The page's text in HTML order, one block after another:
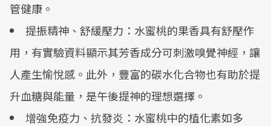
管健康。
提振精神、舒緩壓力：水蜜桃的果香具有舒壓作
用，有實驗資料顯示其芳香成分可刺激嗅覺神經，讓
人產生愉悅感。此外，豐富的碳水化合物也有助於提
升血糖與能量，是午後提神的理想選擇。
增強免疫力、抗發炎：水蜜桃中的植化素如多